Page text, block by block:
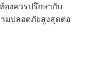
องควรปรึกษากับ
มปลอดภัยสูงสุดต่อ